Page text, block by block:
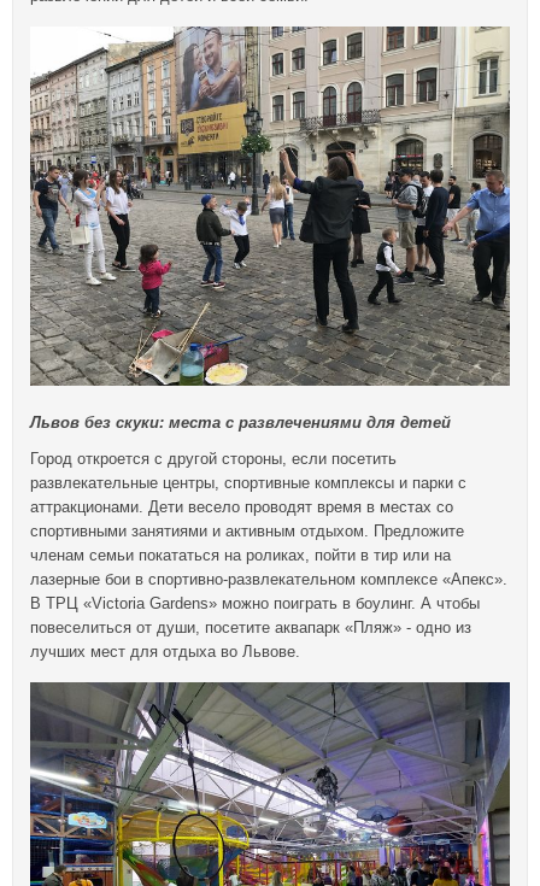
Львов без скуки: места с развлечениями для детей
Город откроется с другой стороны, если посетить
развлекательные центры, спортивные комплексы и парки с
аттракционами. Дети весело проводят время в местах со
спортивными занятиями и активным отдыхом. Предложите
членам семьи покататься на роликах, пойти в тир или на
лазерные бои в спортивно-развлекательном комплексе «Апекс».
В ТРЦ «Victoria Gardens» можно поиграть в боулинг. А чтобы
повеселиться от души, посетите аквапарк «Пляж» - одно из
лучших мест для отдыха во Львове.